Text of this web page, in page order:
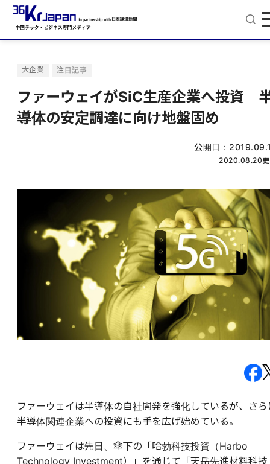
大企業 注目記事
ファーウェイがSiC生産企業へ投資
導体の安定調達に向け地盤固め
公開日：
2020.08.20
ファーウェイは半導体の自社開発を強化しているが、さら
半導体関連企業への投資にも手を広げ始めている。
ファーウェイは先日、傘下の「哈勃科技投資（Harbo
Technology Investment）」を通じて「天岳先進材料科技